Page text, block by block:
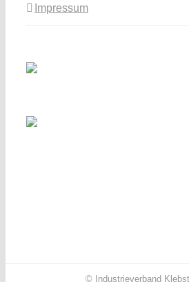
Impressum
© Industrieverband